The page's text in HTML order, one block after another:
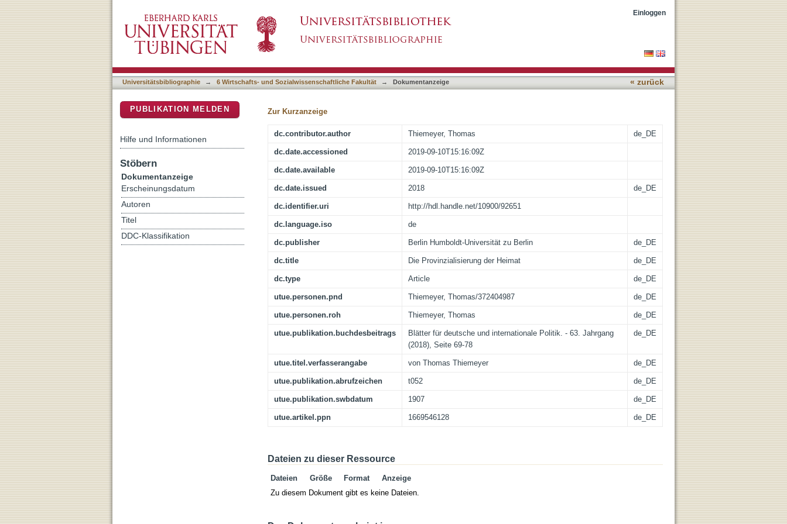
Einloggen
Universitätsbibliographie → 6 Wirtschafts- und Sozialwissenschaftliche Fakultät → Dokumentanzeige « zurück
Zur Kurzanzeige
dc.contributor.author Thiemeyer, Thomas de_DE
dc.date.accessioned 2019-09-10T15:16:09Z
dc.date.available 2019-09-10T15:16:09Z
dc.date.issued 2018 de_DE
dc.identifier.uri http://hdl.handle.net/10900/92651
dc.language.iso de
dc.publisher Berlin Humboldt-Universität zu Berlin de_DE
dc.title Die Provinzialisierung der Heimat de_DE
dc.type Article de_DE
utue.personen.pnd Thiemeyer, Thomas/372404987 de_DE
utue.personen.roh Thiemeyer, Thomas de_DE
utue.publikation.buchdesbeitrags
Blätter für deutsche und internationale Politik. - 63. Jahrgang
(2018), Seite 69-78
de_DE
utue.titel.verfasserangabe von Thomas Thiemeyer de_DE
utue.publikation.abrufzeichen t052 de_DE
utue.publikation.swbdatum 1907 de_DE
utue.artikel.ppn 1669546128 de_DE
Dateien zu dieser Ressource
Dateien Größe Format
Anzeige
Zu diesem Dokument gibt es keine Dateien.
PUBLIKATION MELDEN
Hilfe und Informationen
Stöbern
Dokumentanzeige
Erscheinungsdatum
Autoren
Titel
DDC-Klassifikation